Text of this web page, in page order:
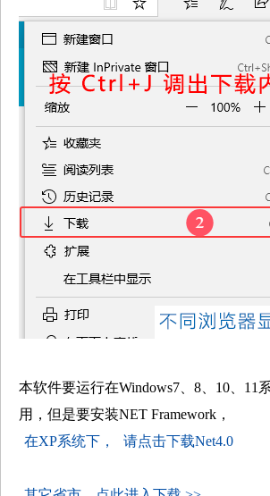
本软件要运行在Windows7、8、10、11
用，但是要安装NET Framework，
在XP系统下，
请点击下载Net4.0